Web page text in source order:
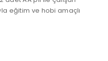
eğitim ve hobi amaçlı